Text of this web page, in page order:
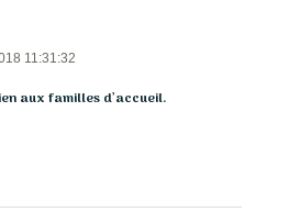
11:31:32
aux familles d’accueil.